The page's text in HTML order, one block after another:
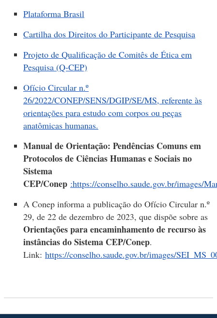
Plataforma Brasil
Cartilha dos Direitos do Participante de Pesquisa
Projeto de Qualificação de Comitês de Ética em
Pesquisa (Q-CEP)
Ofício Circular n.º
26/2022/CONEP/SENS/DGIP/SE/MS, referente às
orientações para estudo com corpos ou peças
anatômicas humanas.
Manual de Orientação: Pendências Comuns em
Protocolos de Ciências Humanas e Sociais no
Sistema
CEP/Conep :https://conselho.saude.gov.br/images/
A Conep informa a publicação do Ofício Circular n.º
29, de 22 de dezembro de 2023, que dispõe sobre as
Orientações para encaminhamento de recurso às
instâncias do Sistema CEP/Conep.
Link: https://conselho.saude.gov.br/images/